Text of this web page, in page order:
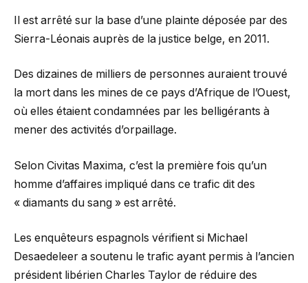
Il est arrêté sur la base d’une plainte déposée par des
Sierra-Léonais auprès de la justice belge, en 2011.
Des dizaines de milliers de personnes auraient trouvé
la mort dans les mines de ce pays d’Afrique de l’Ouest,
où elles étaient condamnées par les belligérants à
mener des activités d’orpaillage.
Selon Civitas Maxima, c’est la première fois qu’un
homme d’affaires impliqué dans ce trafic dit des
« diamants du sang » est arrêté.
Les enquêteurs espagnols vérifient si Michael
Desaedeleer a soutenu le trafic ayant permis à l’ancien
président libérien Charles Taylor de réduire des